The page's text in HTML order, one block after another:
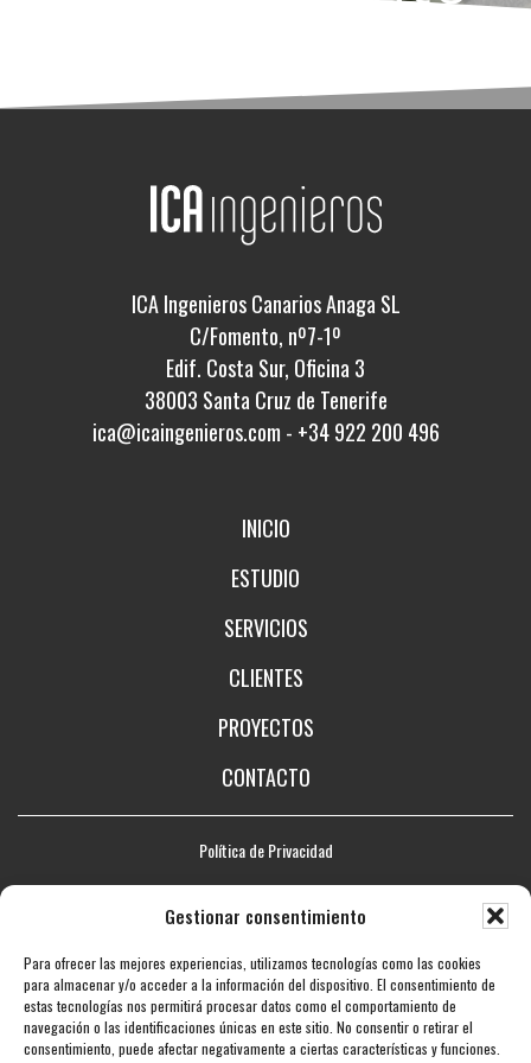
Gestionar consentimiento
Para ofrecer las mejores experiencias, utilizamos tecnologías como las cookies
para almacenar y/o acceder a la información del dispositivo. El consentimiento de
estas tecnologías nos permitirá procesar datos como el comportamiento de
navegación o las identificaciones únicas en este sitio. No consentir o retirar el
consentimiento, puede afectar negativamente a ciertas características y funciones.
ICA Ingenieros Canarios Anaga SL
C/Fomento, nº7-1º
Edif. Costa Sur, Oficina 3
38003 Santa Cruz de Tenerife
ica@icaingenieros.com - +34 922 200 496
INICIO
ESTUDIO
SERVICIOS
CLIENTES
PROYECTOS
CONTACTO
Política de Privacidad
Aviso legal
Mapa web
Accesibilidad